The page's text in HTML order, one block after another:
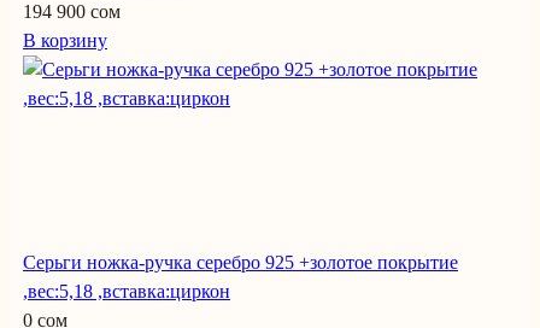
194 900 сом
В корзину
Серьги ножка-ручка серебро 925 +золотое покрытие
,вес:5,18 ,вставка:циркон
0 сом